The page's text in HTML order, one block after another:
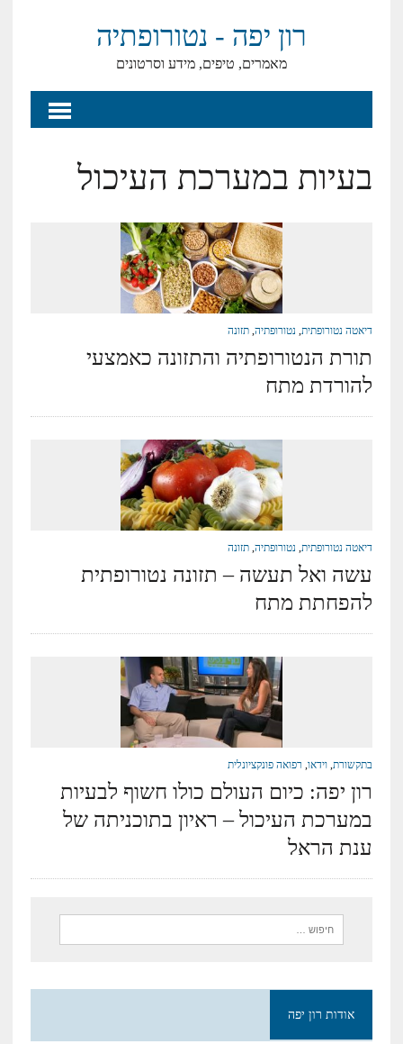
רון יפה - נטורופתיה
מאמרים, טיפים, מידע וסרטונים
בעיות במערכת העיכול
דיאטה נטורופתית, נטורופתיה, תזונה
תורת הנטורופתיה והתזונה כאמצעי
להורדת מתח
דיאטה נטורופתית, נטורופתיה, תזונה
עשה ואל תעשה – תזונה נטורופתית
להפחתת מתח
בתקשורת, וידאו, רפואה פונקציונלית
רון יפה: כיום העולם כולו חשוף לבעיות
במערכת העיכול – ראיון בתוכניתה של
ענת הראל
אודות רון יפה